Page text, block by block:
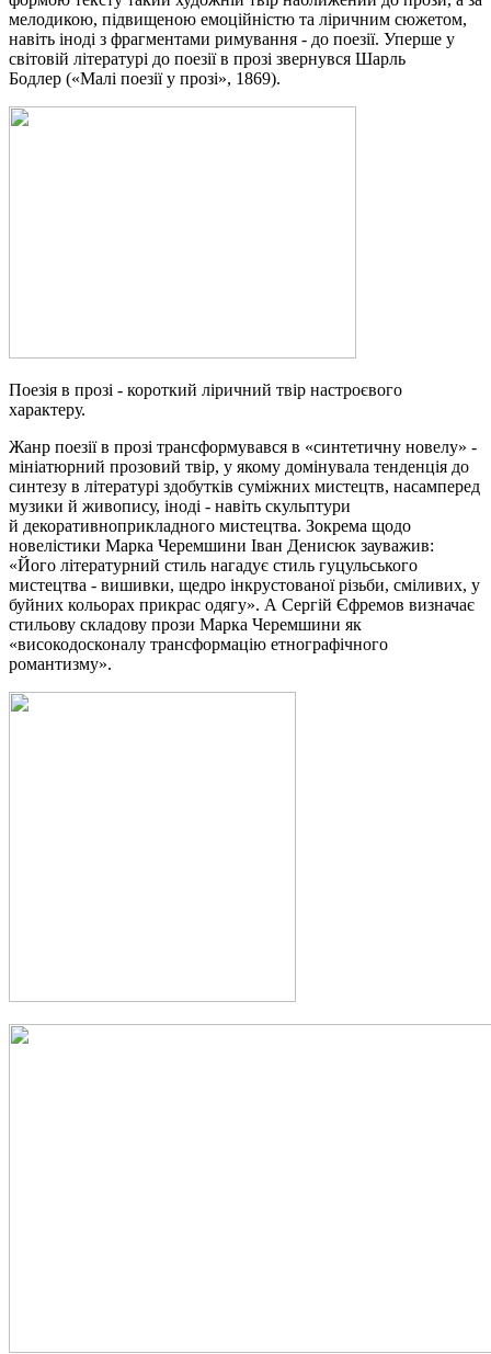
мелодикою, підвищеною емоційністю та ліричним сюжетом,
навіть іноді з фрагментами римування - до поезії. Уперше у
світовій літературі до поезії в прозі звернувся Шарль
Бодлер («Малі поезії у прозі», 1869).
Поезія в прозі - короткий ліричний твір настроєвого
характеру.
Жанр поезії в прозі трансформувався в «синтетичну новелу» -
мініатюрний прозовий твір, у якому домінувала тенденція до
синтезу в літературі здобутків суміжних мистецтв, насамперед
музики й живопису, іноді - навіть скульптури
й декоративноприкладного мистецтва. Зокрема щодо
новелістики Марка Черемшини Іван Денисюк зауважив:
«Його літературний стиль нагадує стиль гуцульського
мистецтва - вишивки, щедро інкрустованої різьби, сміливих, у
буйних кольорах прикрас одягу». А Сергій Єфремов визначає
стильову складову прози Марка Черемшини як
«високодосконалу трансформацію етнографічного
романтизму».